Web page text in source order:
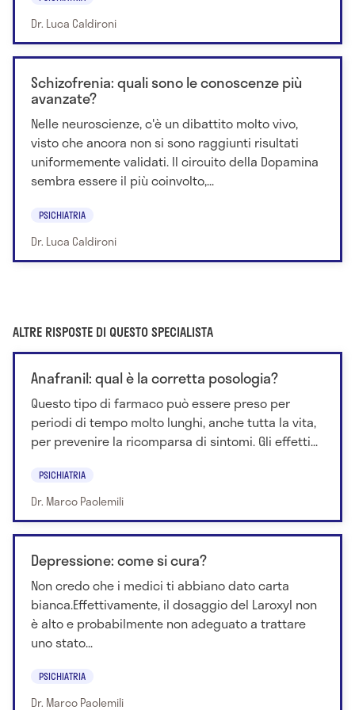
Dr. Luca Caldironi
Schizofrenia: quali sono le conoscenze più
avanzate?
Nelle neuroscienze, c'è un dibattito molto vivo,
visto che ancora non si sono raggiunti risultati
uniformemente validati. Il circuito della Dopamina
sembra essere il più coinvolto,...
PSICHIATRIA
Dr. Luca Caldironi
ALTRE RISPOSTE DI QUESTO SPECIALISTA
Anafranil: qual è la corretta posologia?
Questo tipo di farmaco può essere preso per
periodi di tempo molto lunghi, anche tutta la vita,
per prevenire la ricomparsa di sintomi. Gli effetti...
PSICHIATRIA
Dr. Marco Paolemili
Depressione: come si cura?
Non credo che i medici ti abbiano dato carta
bianca.Effettivamente, il dosaggio del Laroxyl non
è alto e probabilmente non adeguato a trattare
uno stato...
PSICHIATRIA
Dr. Marco Paolemili